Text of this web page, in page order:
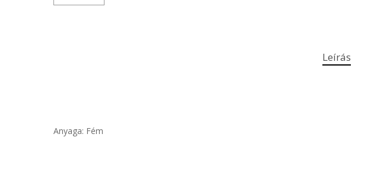
Leírás
Anyaga: Fém